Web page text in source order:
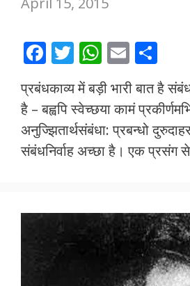
F
e
b
o
o
T
w
itt
er
W
h
at
s
A
p
E
m
ai
l
h
ar
e
प्रबंधकाव्य में बड़ी भारी बात है
है – बह्वपि स्वेच्छया कामं
अनुज्झितार्थसंबंधा: प्रबन्धो
संबंधनिर्वाह अच्छा है। एक प्रसंग